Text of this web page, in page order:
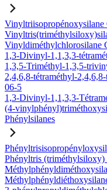
Vinyldiméthylchlorosilane
1,3-Divinyl-1,1,3,3-
1,3,5-Triméthyl-1,3,5-
2,4,6,8-tétraméthyl-
06-5
1,3-Divinyl-1,1,3,3-
(4-
Phénylsilanes
Phényltris